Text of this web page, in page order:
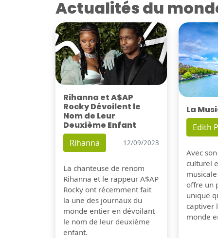
Actualités du
Rihanna et A$AP
Rocky Dévoilent le
Nom de Leur
Deuxième Enfant
Rihanna 12/09/2023
La chanteuse de renom
Rihanna et le rappeur A$AP
Rocky ont récemment fait
la une des journaux du
monde entier en dévoilant
le nom de leur deuxième
enfant.
La
Edith
Avec
culturel
offre un
unique
captiver
monde